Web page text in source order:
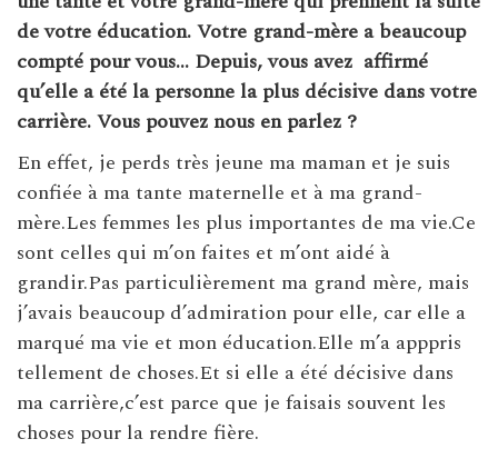
de votre éducation. Votre grand-mère a beaucoup
compté pour vous… Depuis, vous avez affirmé
qu’elle a été la personne la plus décisive dans votre
carrière. Vous pouvez nous en parlez ?
En effet, je perds très jeune ma maman et je suis
confiée à ma tante maternelle et à ma grand-
mère.Les femmes les plus importantes de ma vie.Ce
sont celles qui m’on faites et m’ont aidé à
grandir.Pas particulièrement ma grand mère, mais
j’avais beaucoup d’admiration pour elle, car elle a
marqué ma vie et mon éducation.Elle m’a apppris
tellement de choses.Et si elle a été décisive dans
ma carrière,c’est parce que je faisais souvent les
choses pour la rendre fière.